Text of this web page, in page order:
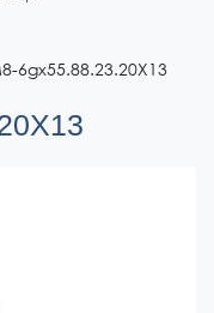
6gх55.88.23.20Х13